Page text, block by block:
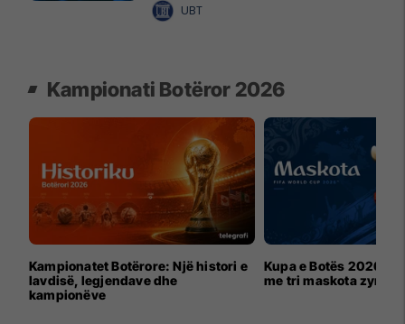
UBT
Kampionati Botëror 2026
Kampionatet Botërore: Një histori e
lavdisë, legjendave dhe
kampionëve
Kupa e Botës 2026
me tri maskota zyrtare